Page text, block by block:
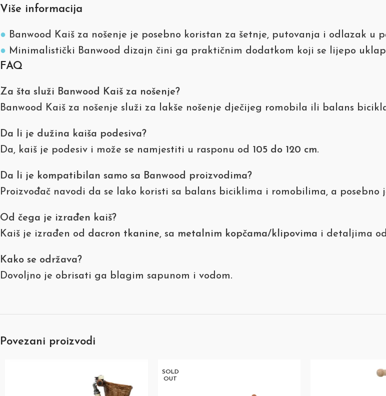
Više informacija
● Banwood Kaiš za nošenje je posebno koristan za šetnje, putovanja i odlazak u
● Minimalistički Banwood dizajn čini ga praktičnim dodatkom koji se lijepo
FAQ
Za šta služi Banwood Kaiš za nošenje?
Banwood Kaiš za nošenje služi za lakše nošenje dječijeg romobila ili balans
Da li je dužina kaiša podesiva?
Da, kaiš je podesiv i može se namjestiti u rasponu od 105 do 120 cm.
Da li je kompatibilan samo sa Banwood proizvodima?
Proizvođač navodi da se lako koristi sa balans biciklima i romobilima, a
Od čega je izrađen kaiš?
Kaiš je izrađen od dacron tkanine, sa metalnim kopčama/klipovima i detaljima od
Kako se održava?
Dovoljno je obrisati ga blagim sapunom i vodom.
Povezani proizvodi
SOLD
OUT